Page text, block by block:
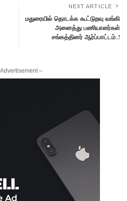
NEXT ARTICLE
மதுரையில் தொடக்க கூட்டுறவு வங்கி
அனைத்து பணியாளர்கள்
சங்கத்தினர் ஆர்ப்பாட்டம்..!
–